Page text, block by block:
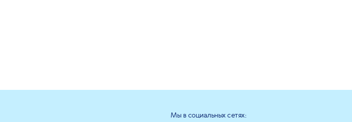
Мы в социальных сетях: